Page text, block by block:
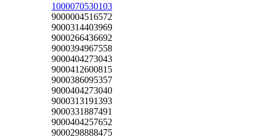
1000070530103
9000004516572
9000314403969
9000266436692
9000394967558
9000404273043
9000412600815
9000386095357
9000404273040
9000313191393
9000331887491
9000404257652
9000298888475